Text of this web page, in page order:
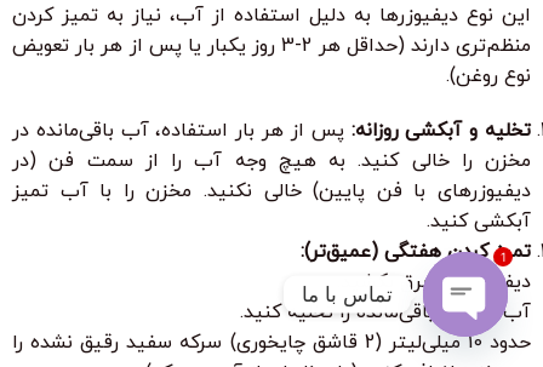
این نوع دیفیوزرها به دلیل استفاده از آب، نیاز به تمیز کردن
منظم‌تری دارند (حداقل هر 2-3 روز یکبار یا پس از هر بار تعویض
نوع روغن).
تخلیه و آبکشی روزانه: پس از هر بار استفاده، آب باقی‌مانده در
مخزن را خالی کنید. به هیچ وجه آب را از سمت فن (در
دیفیوزرهای با فن پایین) خالی نکنید. مخزن را با آب تمیز
آبکشی کنید.
تمیز کردن هفتگی (عمیق‌تر):
دیفیوزر را از برق بکشید.
آب و روغن باقی‌مانده را تخلیه کنید.
حدود 10 میلی‌لیتر (2 قاشق چایخوری) سرکه سفید رقیق نشده را
تماس با ما
Open
1